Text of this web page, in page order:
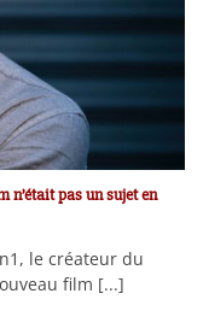
n’était pas un sujet en
le créateur du
film [...]